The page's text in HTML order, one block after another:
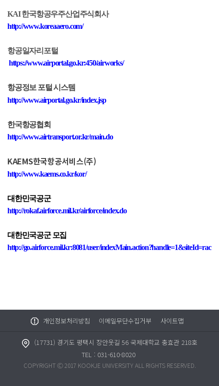
KAI한국항공우주산업주식회사
http://www.koreaaero.com/
항공일자리포털
https://www.airportal.go.kr:450/airworks/
항공정보 포털 시스템
http://www.airportal.go.kr/index.jsp
한국항공협회
http://www.airtransport.or.kr/main.do
KAEMS한국항공서비스(주)
http://www.kaems.co.kr/kor/
대한민국공군
http://rokaf.airforce.mil.kr/airforce/index.do
대한민국공군 모집
http://go.airforce.mil.kr:8081/user/indexMain.action?handle=1&siteId=rac
개인정보처리방침 이메일무단수집거부 사이트맵
(17731) 경기도 평택시 장안웃길 56 국제대학교 충효관 218호
TEL : 031-610-8020
COPYRIGHT Ⓒ 2017 KOOKJE UNIVERSITY ALL RIGHTS RESERVED.